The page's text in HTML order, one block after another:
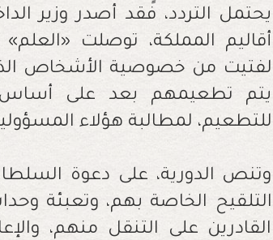
يحتمل التردد، فقد أصدر وزير
أقاليم المملكة، توصلت
يتم تطعيمهم بعد على أساس
للتطعيم، لمطالبة هؤلاء
وتنص الدورية، على دعوة
التلقيح الخاصة بهم، وتعبئة
القادرين على التنقل منهم،